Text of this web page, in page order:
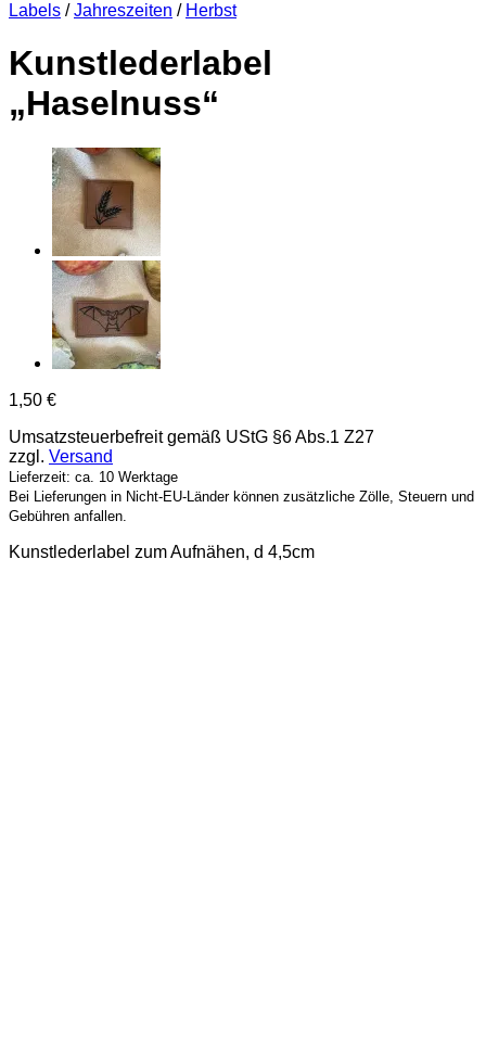
Labels / Jahreszeiten / Herbst
Kunstlederlabel
„Haselnuss“
1,50 €
Umsatzsteuerbefreit gemäß UStG §6 Abs.1 Z27
zzgl. Versand
Lieferzeit: ca. 10 Werktage
Bei Lieferungen in Nicht-EU-Länder können zusätzliche Zölle, Steuern und
Gebühren anfallen.
Kunstlederlabel zum Aufnähen, d 4,5cm